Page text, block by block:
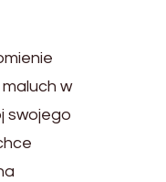
w
swojego